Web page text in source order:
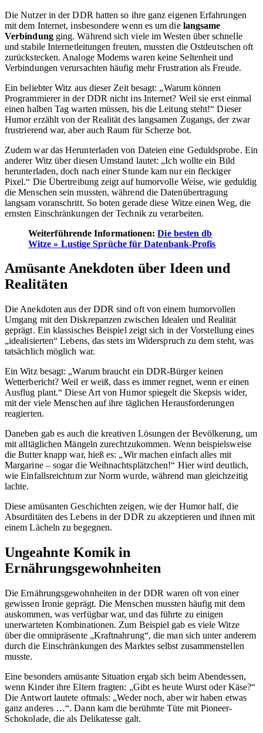
Die Nutzer in der DDR hatten so ihre ganz eigenen Erfahrungen
mit dem Internet, insbesondere wenn es um die langsame
Verbindungging. Während sich viele im Westen über schnelle
und stabile Internetleitungen freuten, mussten die Ostdeutschen oft
zurückstecken. Analoge Modems waren keine Seltenheit und
Verbindungen verursachten häufig mehr Frustration als Freude.
Ein beliebter Witz aus dieser Zeit besagt: „Warum können
Programmierer in der DDR nicht ins Internet? Weil sie erst einmal
einen halben Tag warten müssen, bis die Leitung steht!“ Dieser
Humor erzählt von der Realität des langsamen Zugangs, der zwar
frustrierend war, aber auch Raum für Scherze bot.
Zudem war das Herunterladen von Dateien eine Geduldsprobe. Ein
anderer Witz über diesen Umstand lautet: „Ich wollte ein Bild
herunterladen, doch nach einer Stunde kam nur ein fleckiger
Pixel.“ Die Übertreibung zeigt auf humorvolle Weise, wie geduldig
die Menschen sein mussten, während die Datenübertragung
langsam voranschritt. So boten gerade diese Witze einen Weg, die
ernsten Einschränkungen der Technik zu verarbeiten.
Weiterführende Informationen:Die besten db
Witze » Lustige Sprüche für Datenbank-Profis
Amüsante Anekdoten über Ideen und
Realitäten
Die Anekdoten aus der DDR sind oft von einem humorvollen
Umgang mit den Diskrepanzen zwischen Idealen und Realität
geprägt. Ein klassisches Beispiel zeigt sich in der Vorstellung eines
„idealisierten“ Lebens, das stets im Widerspruch zu dem steht, was
tatsächlich möglich war.
Ein Witz besagt: „Warum braucht ein DDR-Bürger keinen
Wetterbericht? Weil er weiß, dass es immer regnet, wenn er einen
Ausflug plant.“ Diese Art von Humor spiegelt die Skepsis wider,
mit der viele Menschen auf ihre täglichen Herausforderungen
reagierten.
Daneben gab es auch die kreativen Lösungen der Bevölkerung, um
mit alltäglichen Mängeln zurechtzukommen. Wenn beispielsweise
die Butter knapp war, hieß es: „Wir machen einfach alles mit
Margarine – sogar die Weihnachtsplätzchen!“ Hier wird deutlich,
wie Einfallsreichtum zur Norm wurde, während man gleichzeitig
lachte.
Diese amüsanten Geschichten zeigen, wie der Humor half, die
Absurditäten des Lebens in der DDR zu akzeptieren und ihnen mit
einem Lächeln zu begegnen.
Ungeahnte Komik in
Ernährungsgewohnheiten
Die Ernährungsgewohnheiten in der DDR waren oft von einer
gewissen Ironie geprägt. Die Menschen mussten häufig mit dem
auskommen, was verfügbar war, und das führte zu einigen
unerwarteten Kombinationen. Zum Beispiel gab es viele Witze
über die omnipräsente „Kraftnahrung“, die man sich unter anderem
durch die Einschränkungen des Marktes selbst zusammenstellen
musste.
Eine besonders amüsante Situation ergab sich beim Abendessen,
wenn Kinder ihre Eltern fragten: „Gibt es heute Wurst oder Käse?“
Die Antwort lautete oftmals: „Weder noch, aber wir haben etwas
ganz anderes …“. Dann kam die berühmte Tüte mit Pioneer-
Schokolade, die als Delikatesse galt.